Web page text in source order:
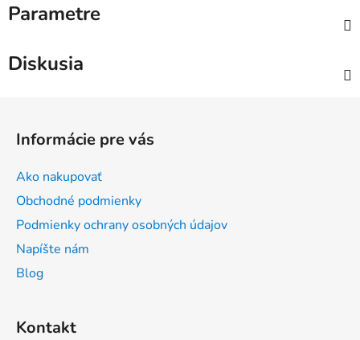
Parametre
Diskusia
Informácie pre vás
Ako nakupovať
Obchodné podmienky
Podmienky ochrany osobných údajov
Napíšte nám
Blog
Kontakt